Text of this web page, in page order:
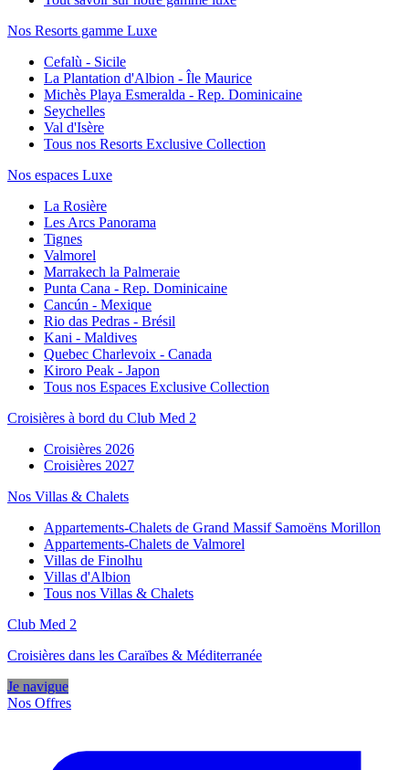
Nos Resorts gamme Luxe
Cefalù - Sicile
La Plantation d'Albion - Île Maurice
Michès Playa Esmeralda - Rep. Dominicaine
Seychelles
Val d'Isère
Tous nos Resorts Exclusive Collection
Nos espaces Luxe
La Rosière
Les Arcs Panorama
Tignes
Valmorel
Marrakech la Palmeraie
Punta Cana - Rep. Dominicaine
Cancún - Mexique
Rio das Pedras - Brésil
Kani - Maldives
Quebec Charlevoix - Canada
Kiroro Peak - Japon
Tous nos Espaces Exclusive Collection
Croisières à bord du Club Med 2
Croisières 2026
Croisières 2027
Nos Villas & Chalets
Appartements-Chalets de Grand Massif Samoëns Morillon
Appartements-Chalets de Valmorel
Villas de Finolhu
Villas d'Albion
Tous nos Villas & Chalets
Club Med 2
Croisières dans les Caraïbes & Méditerranée
Je navigue
Nos Offres